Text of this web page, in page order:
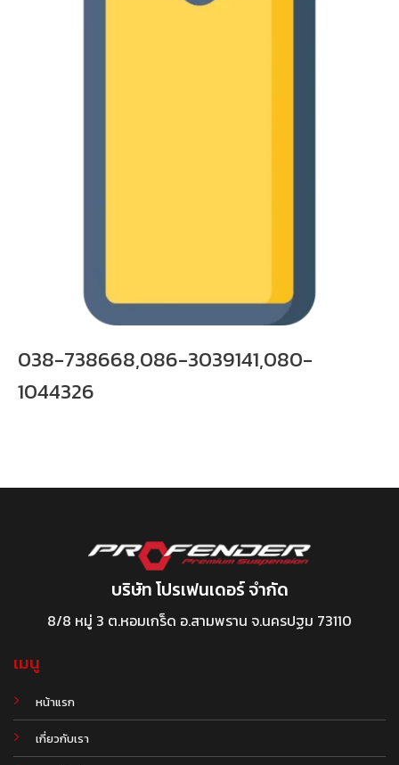
038-738668,086-3039141,080-
1044326
บริษัท โปรเฟนเดอร์ จำกัด
8/8 หมู่ 3 ต.หอมเกร็ด อ.สามพราน จ.นครปฐม 73110
เมนู
หน้าแรก
เกี่ยวกับเรา